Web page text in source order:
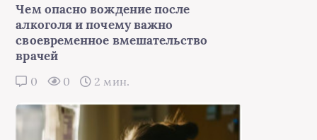
Чем опасно вождение после
алкоголя и почему важно
своевременное вмешательство
врачей
0 0 2 мин.